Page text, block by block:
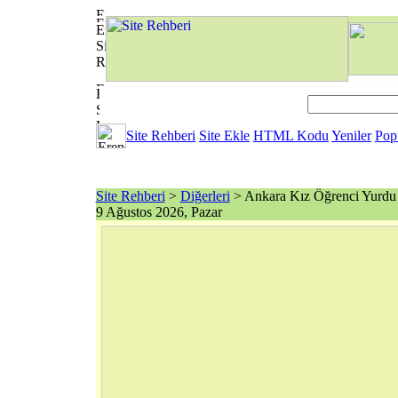
Site Rehberi Site Ekle HTML Kodu Yeniler
Site Rehberi > Diğerleri > Ankara Kız Öğrenci Yurdu
9 Ağustos 2026, Pazar